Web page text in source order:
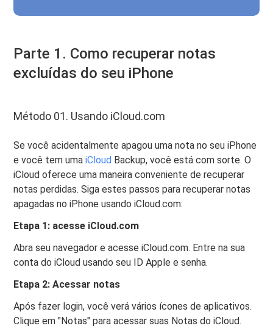
Parte 1. Como recuperar notas
excluídas do seu iPhone
Método 01. Usando iCloud.com
Se você acidentalmente apagou uma nota no seu iPhone
e você tem umaiCloud Backup, você está com sorte. O
iCloud oferece uma maneira conveniente de recuperar
notas perdidas. Siga estes passos para recuperar notas
apagadas no iPhone usando iCloud.com:
Etapa 1: acesse iCloud.com
Abra seu navegador e acesse iCloud.com. Entre na sua
conta do iCloud usando seu ID Apple e senha.
Etapa 2: Acessar notas
Após fazer login, você verá vários ícones de aplicativos.
Clique em "Notas" para acessar suas Notas do iCloud.